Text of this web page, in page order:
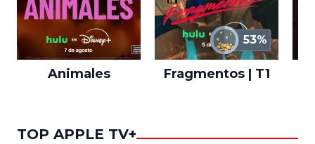
Animales
53%
Fragmentos | T1
TOP APPLE TV+